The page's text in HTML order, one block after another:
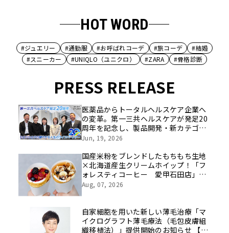
HOT WORD
#ジュエリー #通勤服 #お呼ばれコーデ #旅コーデ
#結婚
#スニーカー
#UNIQLO（ユニクロ） #ZARA #骨格診断
PRESS RELEASE
医薬品からトータルヘルスケア企業へ
の変革。第一三共ヘルスケアが発足20
周年を記念し、製品開発・新カテゴリ
挑戦の舞台や旧社統合時のエピソード
像を公開！
Jun, 19, 2026
国産米粉をブレンドしたもちもち生地
×北海道産生クリームホイップ！「フ
ォレスティコーヒー 愛甲石田店」に
て、８月１７日（月）からクレープ販
Aug, 07, 2026
自家細胞を用いた新しい薄毛治療「マ
イクログラフト薄毛療法（毛包皮膚組
織移植法）」提供開始のお知らせ 【医